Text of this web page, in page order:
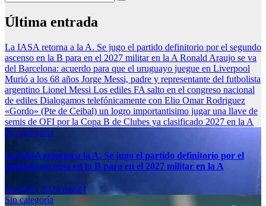
Última entrada
La IASA retorna a la A. Se jugo el partido definitorio por el segundo
ascenso en la B para en el 2027 militar en la A Ronald Araujo se va
del Barcelona: acuerdo para que el uruguayo juegue en Liverpool
Murió a los 68 años Jorge Messi, padre y representante del futbolista
argentino Lionel Messi Los ediles FA salto en el congreso nacional
de ediles Dialogamos telefónicamente con Elio Omar Rodriguez
«Gordo» (Pte de Ceibal) un logro importantisimo jugar una llave de
semis de OFI por la Copa B de Clubes ya clasificado 2027 en la A
Sin categoría
La IASA retorna a la A. Se jugo el partido definitorio por el
segundo ascenso en la B para en el 2027 militar en la A
8 agosto, 2026 mar24
Sin categoría